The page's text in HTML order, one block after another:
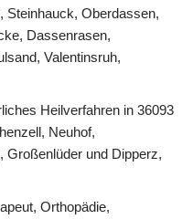
Steinhauck, Oberdassen,
Dassenrasen,
Valentinsruh,
Heilverfahren in 36093
Neuhof,
Großenlüder und Dipperz,
Orthopädie,